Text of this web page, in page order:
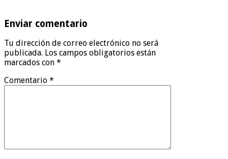
Enviar comentario
Tu dirección de correo electrónico no será
publicada. Los campos obligatorios están
marcados con *
Comentario *